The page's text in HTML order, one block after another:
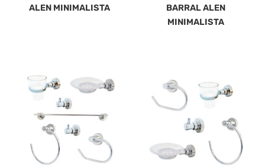
ALEN MINIMALISTA
BARRAL ALEN
MINIMALISTA